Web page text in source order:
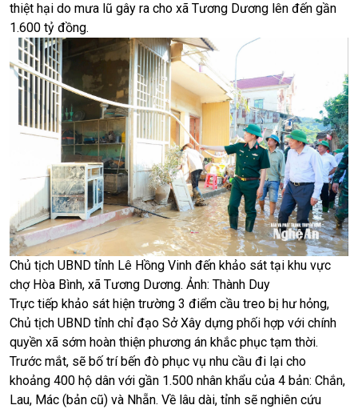
thiệt hại do mưa lũ gây ra cho xã Tương Dương lên đến gần
1.600 tỷ đồng.
Chủ tịch UBND tỉnh Lê Hồng Vinh đến khảo sát tại khu vực
chợ Hòa Bình, xã Tương Dương. Ảnh: Thành Duy
Trực tiếp khảo sát hiện trường 3 điểm cầu treo bị hư hỏng,
Chủ tịch UBND tỉnh chỉ đạo Sở Xây dựng phối hợp với chính
quyền xã sớm hoàn thiện phương án khắc phục tạm thời.
Trước mắt, sẽ bố trí bến đò phục vụ nhu cầu đi lại cho
khoảng 400 hộ dân với gần 1.500 nhân khẩu của 4 bản: Chắn,
Lau, Mác (bản cũ) và Nhẵn. Về lâu dài, tỉnh sẽ nghiên cứu